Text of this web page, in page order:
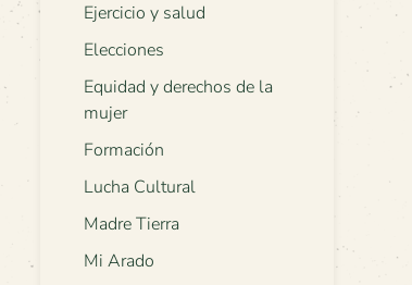
Ejercicio y salud
Elecciones
Equidad y derechos de la
mujer
Formación
Lucha Cultural
Madre Tierra
Mi Arado